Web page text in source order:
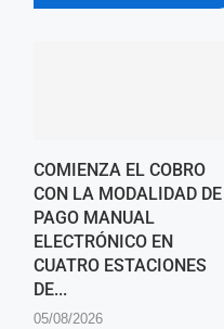
COMIENZA EL COBRO
CON LA MODALIDAD DE
PAGO MANUAL
ELECTRÓNICO EN
CUATRO ESTACIONES
DE...
05/08/2026